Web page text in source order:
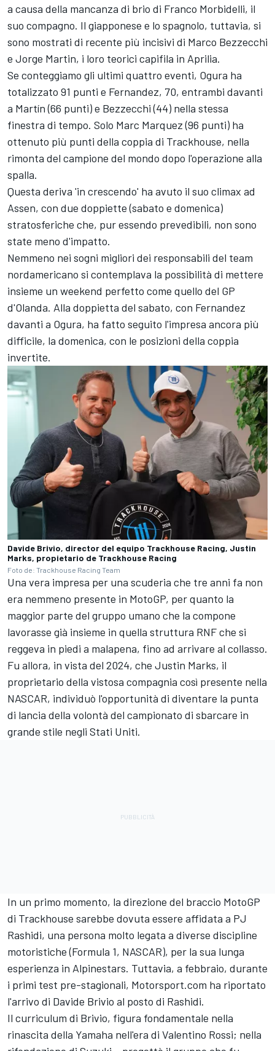
a causa della mancanza di brio di Franco Morbidelli, il
suo compagno. Il giapponese e lo spagnolo, tuttavia, si
sono mostrati di recente più incisivi di Marco Bezzecchi
e Jorge Martin, i loro teorici capifila in Aprilia.
Se conteggiamo gli ultimi quattro eventi, Ogura ha
totalizzato 91 punti e Fernandez, 70, entrambi davanti
a Martín (66 punti) e Bezzecchi (44) nella stessa
finestra di tempo. Solo Marc Marquez(96 punti) ha
ottenuto più punti della coppia di Trackhouse, nella
rimonta del campione del mondo dopo l'operazione alla
spalla.
Questa deriva 'in crescendo' ha avuto il suo climax ad
Assen, con due doppiette (sabato e domenica)
stratosferiche che, pur essendo prevedibili, non sono
state meno d'impatto.
Nemmeno nei sogni migliori dei responsabili del team
nordamericano si contemplava la possibilità di mettere
insieme un weekend perfetto come quello del GP
d'Olanda. Alla doppietta del sabato, con Fernandez
davanti a Ogura, ha fatto seguito l'impresa ancora più
difficile, la domenica, con le posizioni della coppia
invertite.
Davide Brivio, director del equipo Trackhouse Racing, Justin
Marks, propietario de Trackhouse Racing
Foto de: Trackhouse Racing Team
Una vera impresa per una scuderia che tre anni fa non
era nemmeno presente in MotoGP, per quanto la
maggior parte del gruppo umano che la compone
lavorasse già insieme in quella struttura RNF che si
reggeva in piedi a malapena, fino ad arrivare al collasso.
Fu allora, in vista del 2024, che Justin Marks, il
proprietario della vistosa compagnia così presente nella
NASCAR, individuò l'opportunità di diventare la punta
di lancia della volontà del campionato di sbarcare in
grande stile negli Stati Uniti.
In un primo momento, la direzione del braccio MotoGP
di Trackhouse sarebbe dovuta essere affidata a PJ
Rashidi, una persona molto legata a diverse discipline
motoristiche (Formula 1, NASCAR), per la sua lunga
esperienza in Alpinestars. Tuttavia, a febbraio, durante
i primi test pre-stagionali, Motorsport.com ha riportato
l'arrivo di Davide Brivio al posto di Rashidi.
Il curriculum di Brivio, figura fondamentale nella
rinascita della Yamaha nell'era di Valentino Rossi; nella